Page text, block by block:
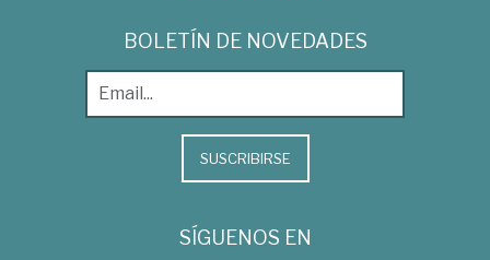
BOLETÍN DE NOVEDADES
SUSCRIBIRSE
SÍGUENOS EN